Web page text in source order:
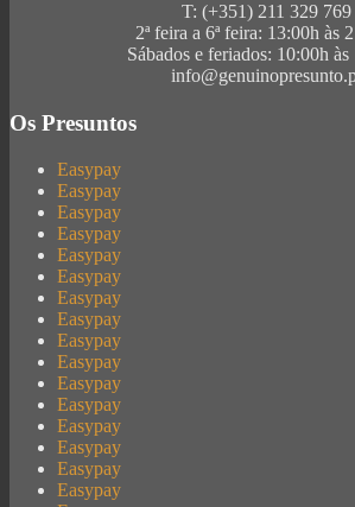
T: (+351) 211 329 769
2ª feira a 6ª feira: 13:00h às
Sábados e feriados: 10:00h às
Os Presuntos
Easypay
Easypay
Easypay
Easypay
Easypay
Easypay
Easypay
Easypay
Easypay
Easypay
Easypay
Easypay
Easypay
Easypay
Easypay
Easypay